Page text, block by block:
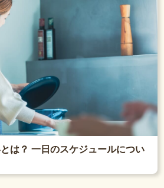
は？ 一日のスケジュールについ